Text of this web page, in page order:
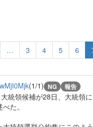
… 3 4 5 6
(1/1) NG 報告
統領候補が28日、大統領
た。